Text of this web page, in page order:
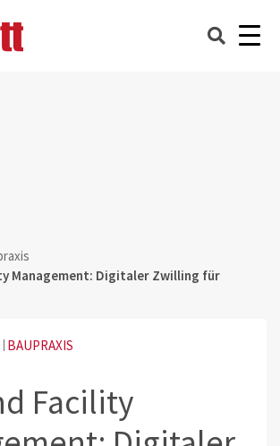
Management: Digitaler Zwilling für
BAUPRAXIS
Facility